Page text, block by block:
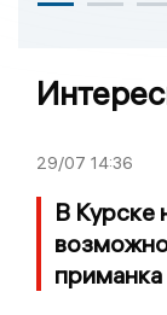
29/07 14:36
В Курске